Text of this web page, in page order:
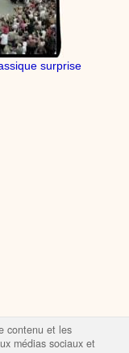
surprise
contenu et les
médias sociaux et